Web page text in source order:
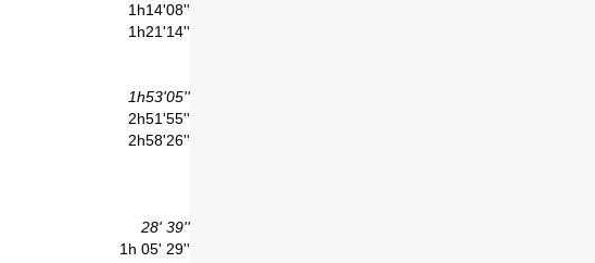
1h14'08''
1h21'14''
1h53'05''
2h51'55''
2h58'26''
28' 39''
1h 05' 29''